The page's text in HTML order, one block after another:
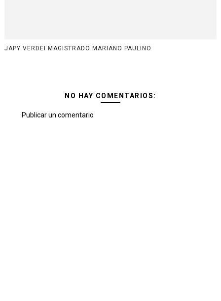
JAPY VERDEI MAGISTRADO MARIANO PAULINO
NO HAY COMENTARIOS:
Publicar un comentario